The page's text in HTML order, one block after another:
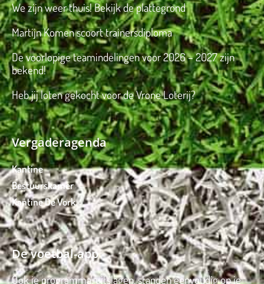
We zijn weer thuis! Bekijk de plattegrond
Martijn Komen scoort trainersdiploma
De voorlopige teamindelingen voor 2026 – 2027 zijn
bekend!
Heb jij loten gekocht voor de Vrone Loterij?
Vergaderagenda
Kantine
Bestuurskamer
Kantine De Vork
De voetbal-app
Ook je programma, uitslagen, standen eenvoudig op je